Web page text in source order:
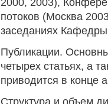
2000, 2003),
потоков (Москва
заседаниях
Публикации.
четырех статьях, а
приводится в конце
Структура и объем